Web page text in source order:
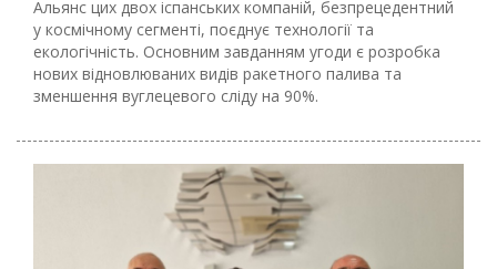
Альянс цих двох іспанських компаній, безпрецедентний
у космічному сегменті, поєднує технології та
екологічність. Основним завданням угоди є розробка
нових відновлюваних видів ракетного палива та
зменшення вуглецевого сліду на 90%.